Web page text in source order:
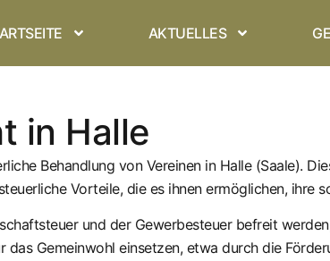
AKTUELLES
in Halle
Behandlung von Vereinen in Halle (Saale).
Vorteile, die es ihnen ermöglichen,
und der Gewerbesteuer befreit
Gemeinwohl einsetzen, etwa durch die